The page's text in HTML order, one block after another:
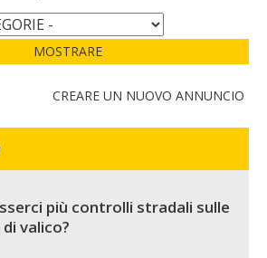
MOSTRARE
CREARE UN NUOVO ANNUNCIO
più controlli stradali sulle
valico?